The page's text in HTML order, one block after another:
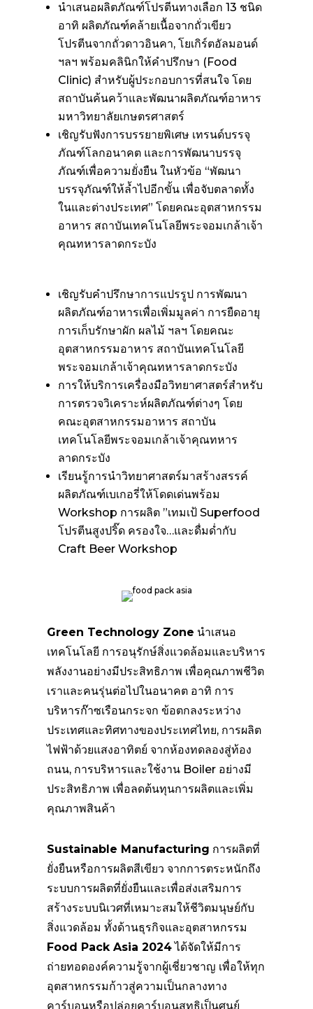
นำเสนอผลิตภัณฑ์โปรตีนทางเลือก 13 ชนิด
อาทิ ผลิตภัณฑ์คล้ายเนื้อจากถั่วเขียว
โปรตีนจากถั่วดาวอินคา, โยเกิร์ตอัลมอนด์
ฯลฯ พร้อมคลินิกให้คำปรึกษา (Food
Clinic) สำหรับผู้ประกอบการที่สนใจ โดย
สถาบันค้นคว้าและพัฒนาผลิตภัณฑ์อาหาร
มหาวิทยาลัยเกษตรศาสตร์
เชิญรับฟังการบรรยายพิเศษ เทรนด์บรรจุ
ภัณฑ์โลกอนาคต และการพัฒนาบรรจุ
ภัณฑ์เพื่อความยั่งยืน ในหัวข้อ “พัฒนา
บรรจุภัณฑ์ให้ล้ำไปอีกขั้น เพื่อจับตลาดทั้ง
ในและต่างประเทศ” โดยคณะอุตสาหกรรม
อาหาร สถาบันเทคโนโลยีพระจอมเกล้าเจ้า
คุณทหารลาดกระบัง
เชิญรับคำปรึกษาการแปรรูป การพัฒนา
ผลิตภัณฑ์อาหารเพื่อเพิ่มมูลค่า การยืดอายุ
การเก็บรักษาผัก ผลไม้ ฯลฯ โดยคณะ
อุตสาหกรรมอาหาร สถาบันเทคโนโลยี
พระจอมเกล้าเจ้าคุณทหารลาดกระบัง
การให้บริการเครื่องมือวิทยาศาสตร์สำหรับ
การตรวจวิเคราะห์ผลิตภัณฑ์ต่างๆ โดย
คณะอุตสาหกรรมอาหาร สถาบัน
เทคโนโลยีพระจอมเกล้าเจ้าคุณทหาร
ลาดกระบัง
เรียนรู้การนำวิทยาศาสตร์มาสร้างสรรค์
ผลิตภัณฑ์เบเกอรี่ให้โดดเด่นพร้อม
Workshop การผลิต ”เทมเป้ Superfood
โปรตีนสูงปริ๊ด ครองใจ…และดื่มด่ำกับ
Craft Beer Workshop
Green Technology Zone นำเสนอ
เทคโนโลยี การอนุรักษ์สิ่งแวดล้อมและบริหาร
พลังงานอย่างมีประสิทธิภาพ เพื่อคุณภาพชีวิต
เราและคนรุ่นต่อไปในอนาคต อาทิ การ
บริหารก๊าซเรือนกระจก ข้อตกลงระหว่าง
ประเทศและทิศทางของประเทศไทย, การผลิต
ไฟฟ้าด้วยแสงอาทิตย์ จากห้องทดลองสู่ท้อง
ถนน, การบริหารและใช้งาน Boiler อย่างมี
ประสิทธิภาพ เพื่อลดต้นทุนการผลิตและเพิ่ม
คุณภาพสินค้า
Sustainable Manufacturing การผลิตที่
ยั่งยืนหรือการผลิตสีเขียว จากการตระหนักถึง
ระบบการผลิตที่ยั่งยืนและเพื่อส่งเสริมการ
สร้างระบบนิเวศที่เหมาะสมให้ชีวิตมนุษย์กับ
สิ่งแวดล้อม ทั้งด้านธุรกิจและอุตสาหกรรม
Food Pack Asia 2024ได้จัดให้มีการ
ถ่ายทอดองค์ความรู้จากผู้เชี่ยวชาญ เพื่อให้ทุก
อุตสาหกรรมก้าวสู่ความเป็นกลางทาง
คาร์บอนหรือปล่อยคาร์บอนสุทธิเป็นศูนย์